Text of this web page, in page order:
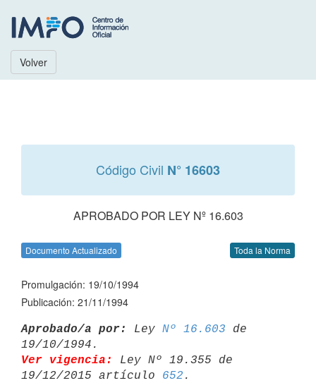
Volver
Código Civil N° 16603
APROBADO POR LEY Nº 16.603
Documento Actualizado Toda la Norma
Promulgación: 19/10/1994
Publicación: 21/11/1994
Aprobado/a por: Ley Nº 16.603 de
Ver vigencia:
Ley Nº 19.355 de
19/12/2015 artículo 652